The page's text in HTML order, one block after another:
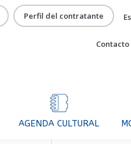
Perfil del contratante
Contacto
AGENDA CULTURAL